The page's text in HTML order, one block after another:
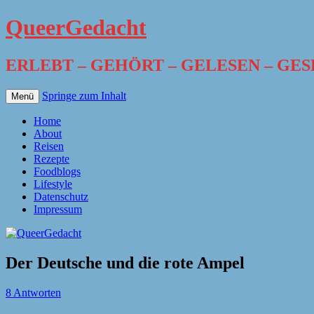
QueerGedacht
ERLEBT – GEHÖRT – GELESEN –
Menü Springe zum Inhalt
Home
About
Reisen
Rezepte
Foodblogs
Lifestyle
Datenschutz
Impressum
Der Deutsche und die rote Ampel
8 Antworten